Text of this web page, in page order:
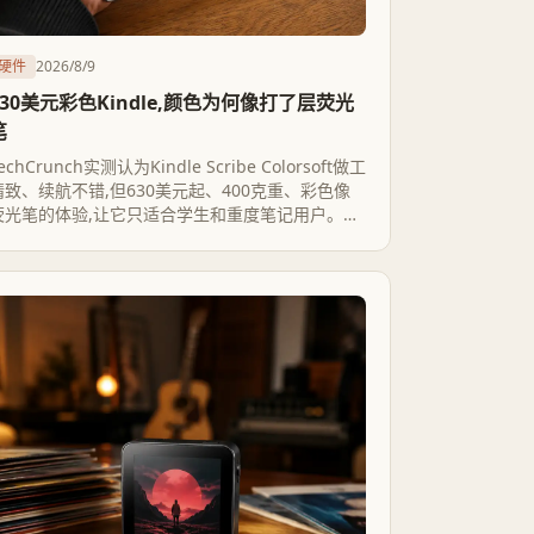
件 2026/8/9
美元彩色Kindle,颜色为何像打了层荧光
实测认为Kindle Scribe Colorsoft做工
致、续航不错,但630美元起、400克重、彩色像
光笔的体验,让它只适合学生和重度笔记用户。真